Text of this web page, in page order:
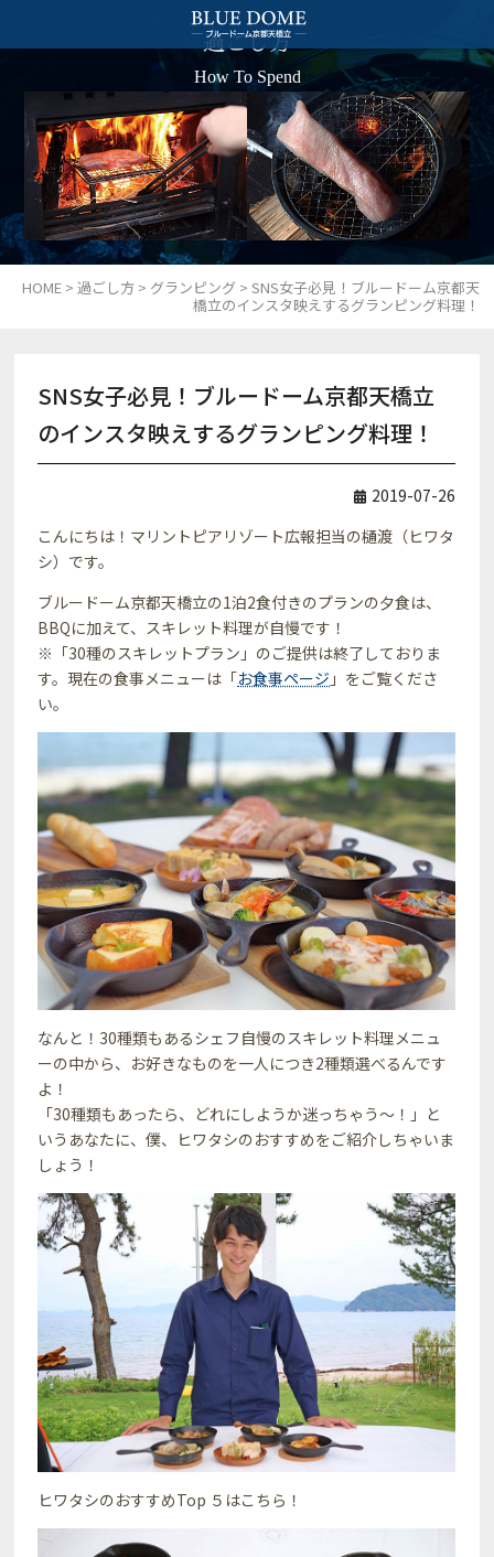
過ごし方
How To Spend
HOME> 過ごし方> グランピング > SNS女子必見！ブルードーム京都天
橋立のインスタ映えするグランピング料理！
SNS女子必見！ブルードーム京都天橋立
のインスタ映えするグランピング料理！
2019-07-26
こんにちは！マリントピアリゾート広報担当の樋渡（ヒワタ
シ）です。
ブルードーム京都天橋立の1泊2食付きのプランの夕食は、
BBQに加えて、スキレット料理が自慢です！
※「30種のスキレットプラン」のご提供は終了しておりま
す。現在の食事メニューは「お食事ページ 」をご覧くださ
い。
なんと！30種類もあるシェフ自慢のスキレット料理メニュ
ーの中から、お好きなものを一人につき2種類選べるんです
よ！
「30種類もあったら、どれにしようか迷っちゃう～！」と
いうあなたに、僕、ヒワタシのおすすめをご紹介しちゃいま
しょう！
ヒワタシのおすすめTop ５はこちら！